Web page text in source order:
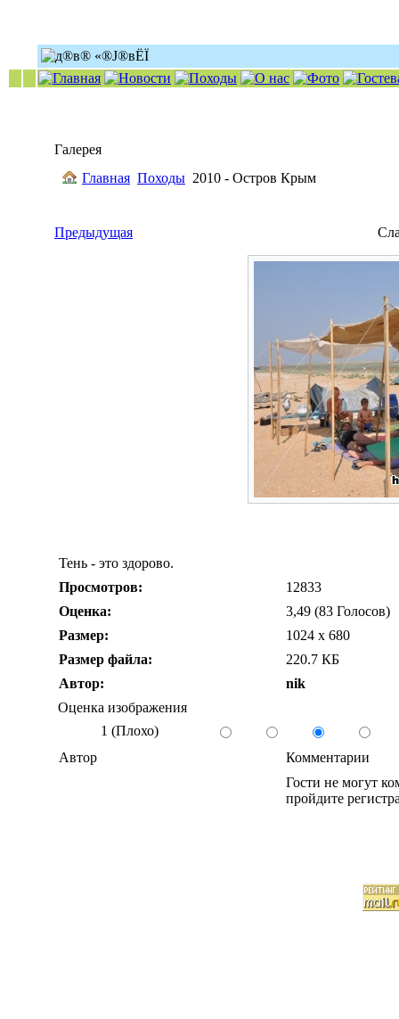
Галерея
Главная Походы 2010 - Остров Крым
Предыдущая
Тень - это здорово.
Просмотров:
12833
Оценка:
3,49 (83 Голосов)
Размер:
1024 x 680
Размер файла:
220.7 КБ
Автор:
nik
Оценка изображения
1 (Плохо)
Автор
Комментарии
Гости не могут
пройдите